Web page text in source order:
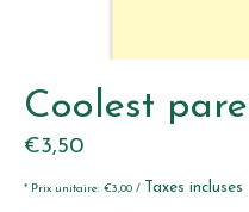
Coolest
€3,50
* Prix unitaire: €3,00 / Taxes incluses